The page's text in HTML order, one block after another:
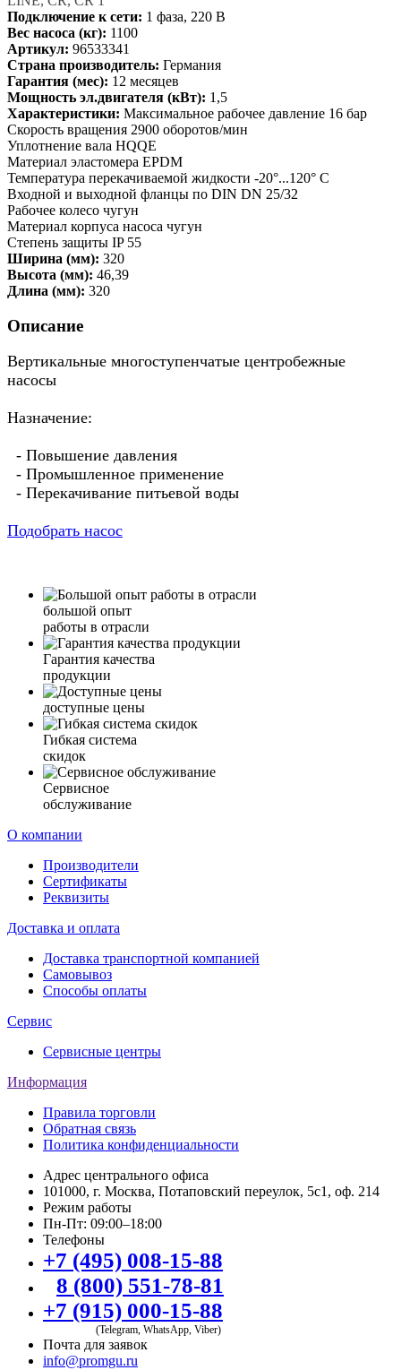
Подключение к сети: 1 фаза, 220 В
Вес насоса (кг): 1100
Артикул: 96533341
Страна производитель: Германия
Гарантия (мес): 12 месяцев
Мощность эл.двигателя (кВт): 1,5
Характеристики: Максимальное рабочее давление 16 бар
Скорость вращения 2900 оборотов/мин
Уплотнение вала HQQE
Материал эластомера EPDM
Температура перекачиваемой жидкости -20°...120° C
Входной и выходной фланцы по DIN DN 25/32
Рабочее колесо чугун
Материал корпуса насоса чугун
Степень защиты IP 55
Ширина (мм): 320
Высота (мм): 46,39
Длина (мм): 320
Описание
Вертикальные многоступенчатые центробежные
насосы
Назначение:
- Повышение давления
- Промышленное применение
- Перекачивание питьевой воды
Подобрать насос
большой опыт
работы в отрасли
Гарантия качества
продукции
доступные цены
Гибкая система
скидок
Сервисное
обслуживание
О компании
Производители
Сертификаты
Реквизиты
Доставка и оплата
Доставка транспортной компанией
Самовывоз
Способы оплаты
Сервис
Сервисные центры
Информация
Правила торговли
Обратная связь
Политика конфиденциальности
Адрес центрального офиса
101000, г. Москва, Потаповский переулок, 5с1, оф. 214
Режим работы
Пн-Пт: 09:00–18:00
Телефоны
+7 (495) 008-15-88
8 (800) 551-78-81
+7 (915) 000-15-88
(Telegram, WhatsApp, Viber)
Почта для заявок
info@promgu.ru